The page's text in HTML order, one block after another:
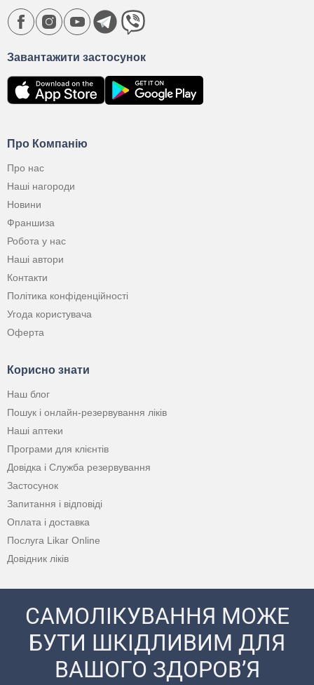
Про Компанію
Про нас
Наші нагороди
Новини
Франшиза
Робота у нас
Наші автори
Контакти
Політика конфіденційності
Угода користувача
Оферта
Корисно знати
Наш блог
Пошук і онлайн-резервування ліків
Наші аптеки
Програми для клієнтів
Довідка і Служба резервування
Застосунок
Запитання і відповіді
Оплата і доставка
Послуга Likar Online
Довідник ліків
Завантажити застосунок
САМОЛІКУВАННЯ МОЖЕ
БУТИ ШКІДЛИВИМ ДЛЯ
ВАШОГО ЗДОРОВ’Я